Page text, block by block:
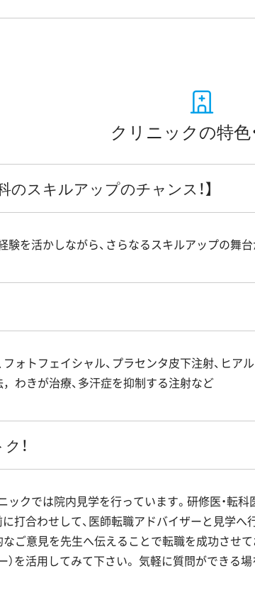
クリニックの特色
のスキルアップのチャンス！】
験を活かしながら、さらなるスキルアップの舞台
フォトフェイシャル、プラセンタ皮下注射、ヒア
，わきが治療、多汗症を抑制する注射など
！
ックでは院内見学を行っています。研修医・転
に打合わせして、医師転職アドバイザーと見学
なご意見を先生へ伝えることで転職を成功させ
）を活用してみて下さい。 気軽に質問ができる